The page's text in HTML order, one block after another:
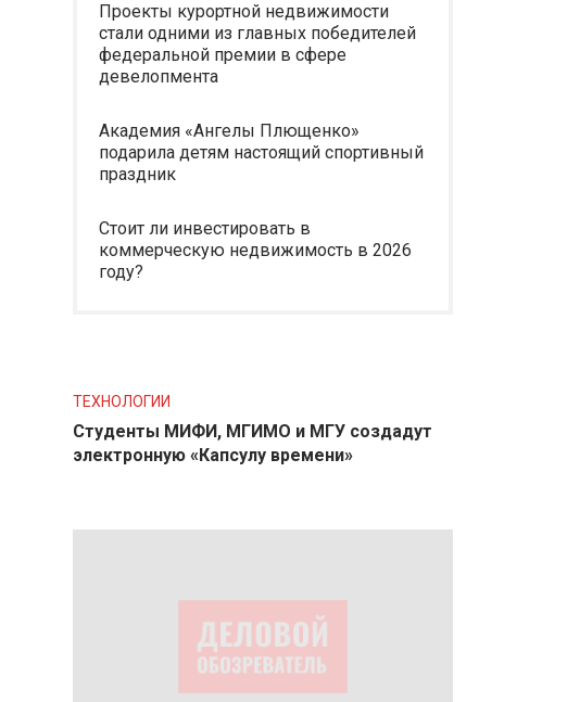
Проекты курортной недвижимости
стали одними из главных победителей
федеральной премии в сфере
девелопмента
Академия «Ангелы Плющенко»
подарила детям настоящий спортивный
праздник
Стоит ли инвестировать в
коммерческую недвижимость в 2026
году?
ТЕХНОЛОГИИ
Студенты МИФИ, МГИМО и МГУ создадут
электронную «Капсулу времени»